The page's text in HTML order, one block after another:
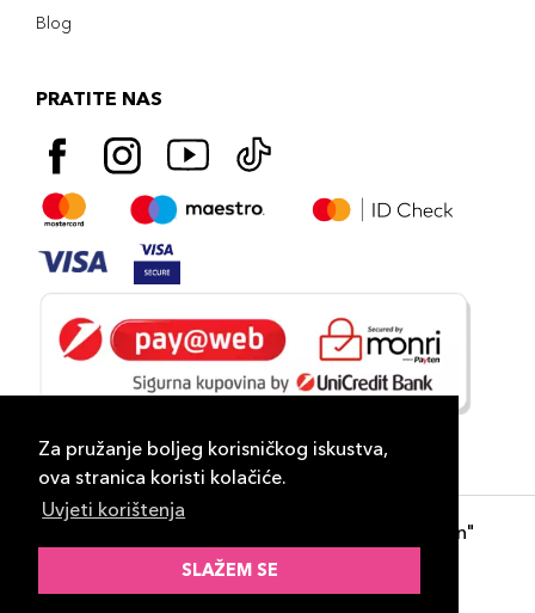
Za pružanje boljeg korisničkog iskustva,
ova stranica koristi kolačiće.
Uvjeti korištenja
SLAŽEM SE
Blog
PRATITE NAS
- "DP Lux Distribution"
d.o.o. Banja Luka
ID-S Consulting d.o.o. Sarajevo